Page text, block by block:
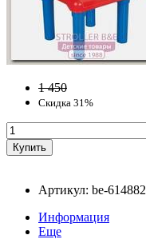
1 450
Скидка 31%
Артикул: be-614882
Информация
Еще